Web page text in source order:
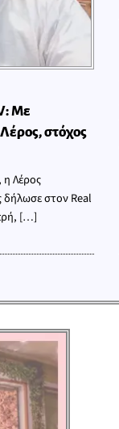
Με
στόχος
η Λέρος
δήλωσε στον Real
[…]